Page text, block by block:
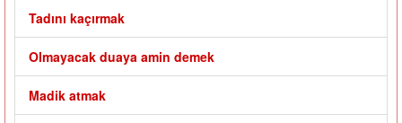
Tadını kaçırmak
Olmayacak duaya amin demek
Madik atmak